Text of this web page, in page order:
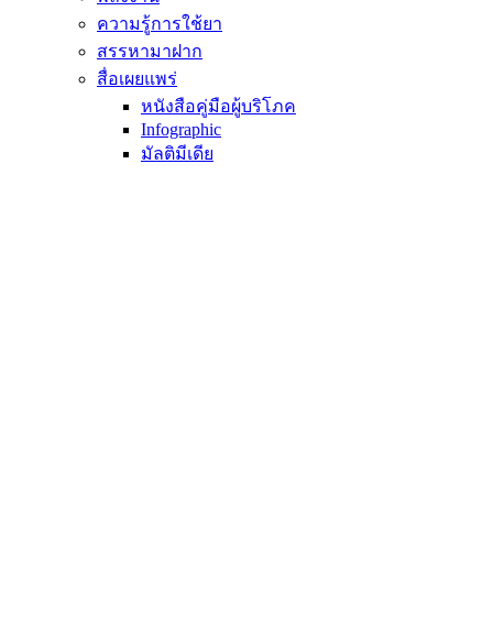
ความรู้การใช้ยา
สรรหามาฝาก
สื่อเผยแพร่
หนังสือคู่มือผู้บริโภค
Infographic
มัลติมีเดีย